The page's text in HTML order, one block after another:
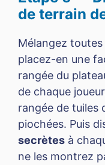
de terrain
Mélangez toutes
placez-en une
rangée du
de chaque
rangée de tuiles
piochées. Puis
secrètes à
ne les montrez